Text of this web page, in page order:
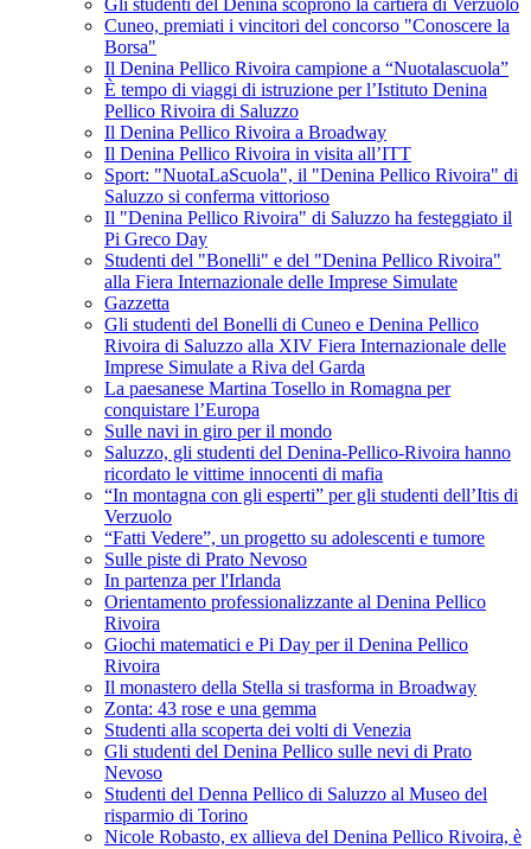
Gli studenti del Denina scoprono la cartiera di Verzuolo
Cuneo, premiati i vincitori del concorso "Conoscere la
Borsa"
Il Denina Pellico Rivoira campione a “Nuotalascuola”
È tempo di viaggi di istruzione per l’Istituto Denina
Pellico Rivoira di Saluzzo
Il Denina Pellico Rivoira a Broadway
Il Denina Pellico Rivoira in visita all’ITT
Sport: "NuotaLaScuola", il "Denina Pellico Rivoira" di
Saluzzo si conferma vittorioso
Il "Denina Pellico Rivoira" di Saluzzo ha festeggiato il
Pi Greco Day
Studenti del "Bonelli" e del "Denina Pellico Rivoira"
alla Fiera Internazionale delle Imprese Simulate
Gazzetta
Gli studenti del Bonelli di Cuneo e Denina Pellico
Rivoira di Saluzzo alla XIV Fiera Internazionale delle
Imprese Simulate a Riva del Garda
La paesanese Martina Tosello in Romagna per
conquistare l’Europa
Sulle navi in giro per il mondo
Saluzzo, gli studenti del Denina-Pellico-Rivoira hanno
ricordato le vittime innocenti di mafia
“In montagna con gli esperti” per gli studenti dell’Itis di
Verzuolo
“Fatti Vedere”, un progetto su adolescenti e tumore
Sulle piste di Prato Nevoso
In partenza per l'Irlanda
Orientamento professionalizzante al Denina Pellico
Rivoira
Giochi matematici e Pi Day per il Denina Pellico
Rivoira
Il monastero della Stella si trasforma in Broadway
Zonta: 43 rose e una gemma
Studenti alla scoperta dei volti di Venezia
Gli studenti del Denina Pellico sulle nevi di Prato
Nevoso
Studenti del Denna Pellico di Saluzzo al Museo del
risparmio di Torino
Nicole Robasto, ex allieva del Denina Pellico Rivoira, è